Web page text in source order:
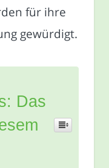
für ihre
gewürdigt.
Das